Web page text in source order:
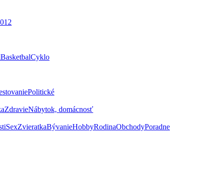
BasketbalCyklo
Politické
ZdravieNábytok, domácnosť
SexZvieratkaBývanieHobbyRodinaObchodyPoradne